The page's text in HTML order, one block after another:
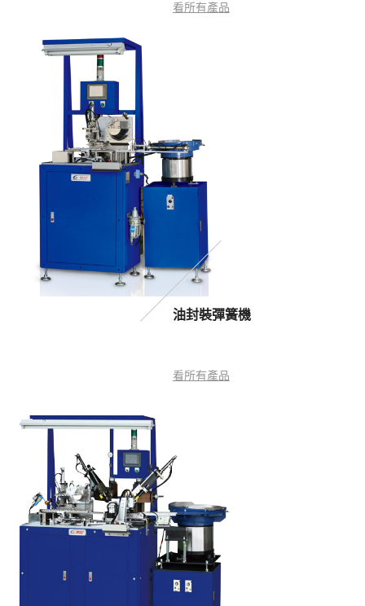
看所有產品
油封裝彈簧機
看所有產品